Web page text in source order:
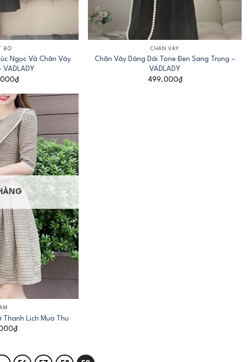
BỘ
Ngọc Và Chân Váy
VADLADY
₫
+
CHÂN VÁY
Chân Váy Dáng Dài Tone Đen Sang Trọng –
VADLADY
499.000₫
Thanh Lịch Mua Thu
₫